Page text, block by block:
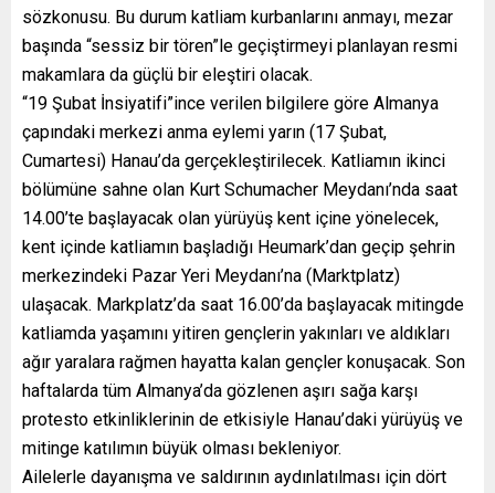
sözkonusu. Bu durum katliam kurbanlarını anmayı, mezar
başında “sessiz bir tören”le geçiştirmeyi planlayan resmi
makamlara da güçlü bir eleştiri olacak.
“19 Şubat İnsiyatifi”ince verilen bilgilere göre Almanya
çapındaki merkezi anma eylemi yarın (17 Şubat,
Cumartesi) Hanau’da gerçekleştirilecek. Katliamın ikinci
bölümüne sahne olan Kurt Schumacher Meydanı’nda saat
14.00’te başlayacak olan yürüyüş kent içine yönelecek,
kent içinde katliamın başladığı Heumark’dan geçip şehrin
merkezindeki Pazar Yeri Meydanı’na (Marktplatz)
ulaşacak. Markplatz’da saat 16.00’da başlayacak mitingde
katliamda yaşamını yitiren gençlerin yakınları ve aldıkları
ağır yaralara rağmen hayatta kalan gençler konuşacak. Son
haftalarda tüm Almanya’da gözlenen aşırı sağa karşı
protesto etkinliklerinin de etkisiyle Hanau’daki yürüyüş ve
mitinge katılımın büyük olması bekleniyor.
Ailelerle dayanışma ve saldırının aydınlatılması için dört